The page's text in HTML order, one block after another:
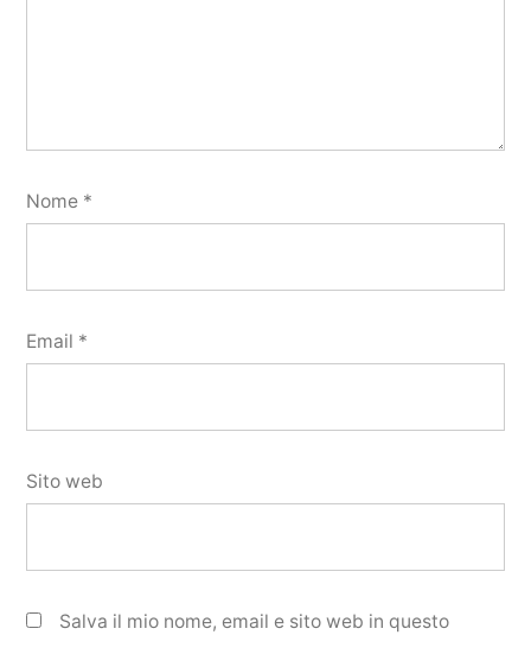
Nome *
Email *
Sito web
Salva il mio nome, email e sito web in questo